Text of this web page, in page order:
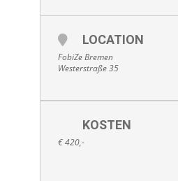
LOCATION
FobiZe Bremen
Westerstraße 35
KOSTEN
€ 420,-